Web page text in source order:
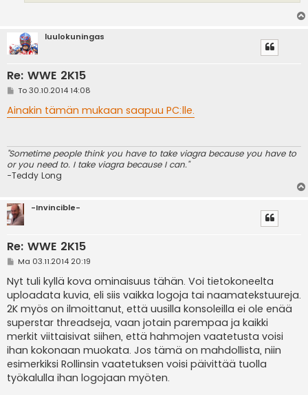
luulokuningas
Re: WWE 2K15
V
e
s
To 30.10.2014 14:08
Ainakin tämän mukaan saapuu PC:lle.
"Sometime people think you have to take viagra because you have to
or you need to. I take viagra because I can."
-Teddy Long
-Invincible-
Re: WWE 2K15
V
e
s
t
i
Ma 03.11.2014 20:19
Nyt tuli kyllä kova ominaisuus tähän. Voi tietokoneelta
uploadata kuvia, eli siis vaikka logoja tai naamatekstuureja.
2K myös on ilmoittanut, että uusilla konsoleilla ei ole enää
superstar threadseja, vaan jotain parempaa ja kaikki
merkit viittaisivat siihen, että hahmojen vaatetusta voisi
ihan kokonaan muokata. Jos tämä on mahdollista, niin
esimerkiksi Rollinsin vaatetuksen voisi päivittää tuolla
työkalulla ihan logojaan myöten.